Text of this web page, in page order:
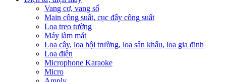
Vang cơ, vang số
Main công suất, cục đẩy công suất
Loa treo tường
Máy làm mát
Loa cây, loa hội trường, loa sân khấu, loa gia đinh
Loa điện
Microphone Karaoke
Micro